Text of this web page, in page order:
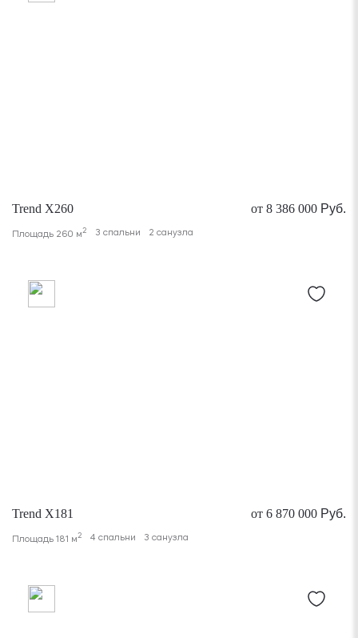
Trend X260 от 8 386 000 Руб.
Площадь 260 м2 3 спальни 2 санузла
Trend X181 от 6 870 000 Руб.
Площадь 181 м2 4 спальни 3 санузла